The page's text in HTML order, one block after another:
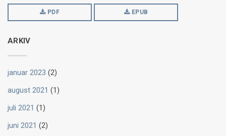
PDF EPUB
ARKIV
januar 2023 (2)
august 2021 (1)
juli 2021 (1)
juni 2021 (2)